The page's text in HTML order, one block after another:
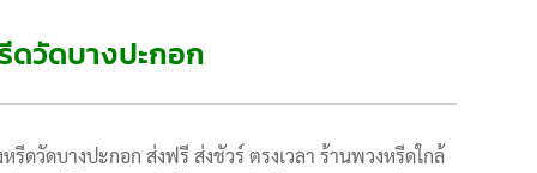
ดวัดบางปะกอก
ดวัดบางปะกอก ส่งฟรี ส่งชัวร์ ตรงเวลา ร้านพวงหรีดใกล้